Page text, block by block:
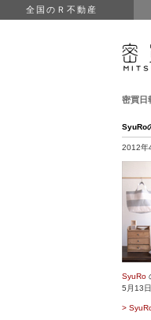
全国のＲ不動産
密買日
SyuRo
2012年
SyuRo
5月13
>